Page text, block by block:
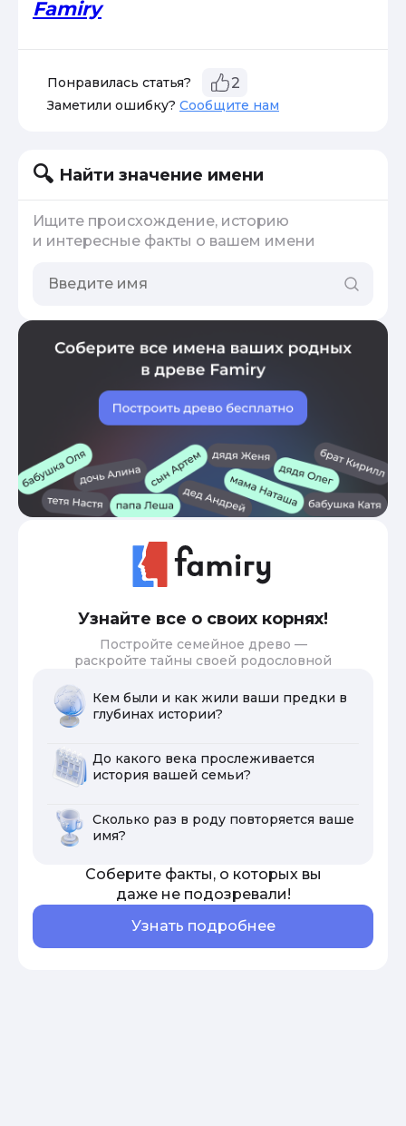
Famiry
Понравилась статья? 2
Заметили ошибку? Сообщите нам
Найти значение имени
Ищите происхождение, историю
и интересные факты о вашем имени
Узнайте все о своих корнях!
Постройте семейное древо —
раскройте тайны своей родословной
Кем были и как жили ваши предки в
глубинах истории?
До какого века прослеживается
история вашей семьи?
Сколько раз в роду повторяется ваше
имя?
Соберите факты, о которых вы
даже не подозревали!
Узнать подробнее